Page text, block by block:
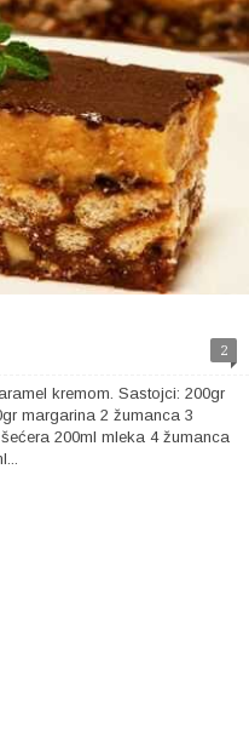
2
kremom. Sastojci: 200gr
margarina 2 žumanca 3
200ml mleka 4 žumanca